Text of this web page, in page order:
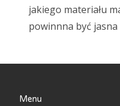
jakiego materiału
powinnna być jasna
Menu